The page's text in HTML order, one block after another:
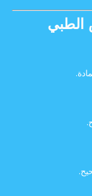
الطبي